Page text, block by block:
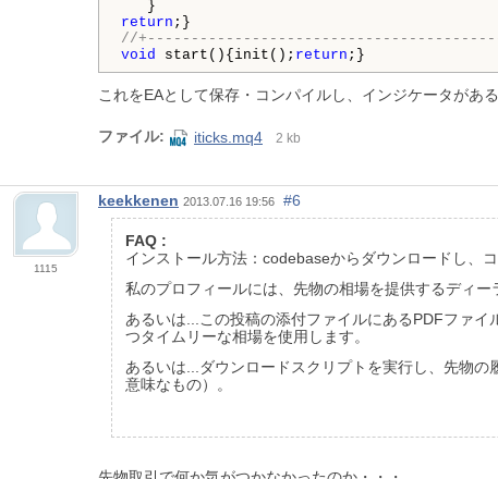
return
//
void start(){init(); return ;}
これをEAとして保存・コンパイルし、インジケータがあ
ファイル: iticks.mq4 2 kb
1115
keekkenen 2013.07.16 19:56 #6
FAQ :
インストール方法：codebaseからダウンロードし、
私のプロフィールには、先物の相場を提供するディ
あるいは...この投稿の添付ファイルにあるPDFファ
つタイムリーな相場を使用します。
あるいは...ダウンロードスクリプトを実行し、先物
意味なもの）。